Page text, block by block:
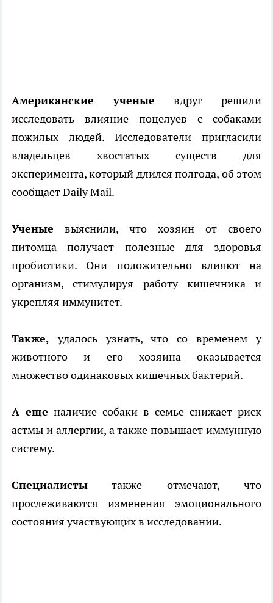
Американские ученые вдруг решили
исследовать влияние поцелуев с собаками
пожилых людей. Исследователи пригласили
владельцев хвостатых существ для
эксперимента, который длился полгода, об этом
сообщает Daily Mail.
Ученые выяснили, что хозяин от своего
питомца получает полезные для здоровья
пробиотики. Они положительно влияют на
организм, стимулируя работу кишечника и
укрепляя иммунитет.
Также, удалось узнать, что со временем у
животного и его хозяина оказывается
множество одинаковых кишечных бактерий.
А еще наличие собаки в семье снижает риск
астмы и аллергии, а также повышает иммунную
систему.
Специалисты также отмечают, что
прослеживаются изменения эмоционального
состояния участвующих в исследовании.